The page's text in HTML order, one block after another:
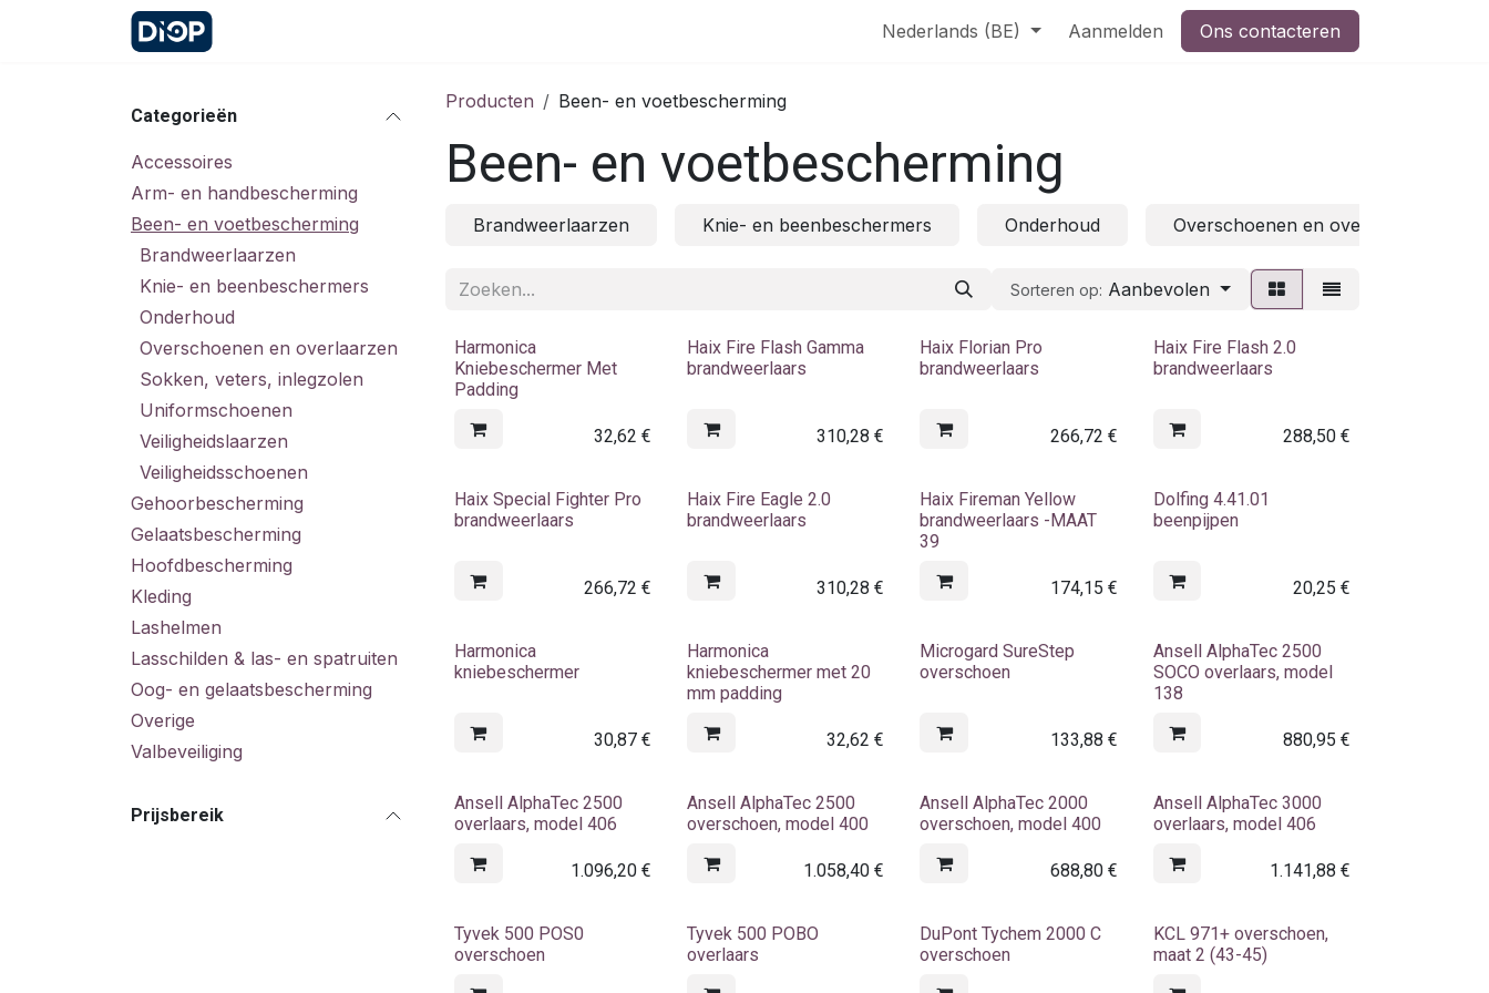
Overslaan naar inhoud
Nederlands (BE) Aanmelden Ons contacteren
Categorieën
Accessoires
Arm- en handbescherming
Been- en voetbescherming
Brandweerlaarzen
Knie- en beenbeschermers
Onderhoud
Overschoenen en overlaarzen
Sokken, veters, inlegzolen
Uniformschoenen
Veiligheidslaarzen
Veiligheidsschoenen
Gehoorbescherming
Gelaatsbescherming
Hoofdbescherming
Kleding
Lashelmen
Lasschilden & las- en spatruiten
Oog- en gelaatsbescherming
Overige
Valbeveiliging
Prijsbereik
Producten Been- en voetbescherming
Been- en voetbescherming
Brandweerlaarzen Knie- en beenbeschermers Onderhoud Overschoenen en overlaarzen
Sorteren op: Aanbevolen
Harmonica
Kniebeschermer Met
Padding
32,62 €
Haix Fire Flash Gamma
brandweerlaars
310,28 €
Haix Florian Pro
brandweerlaars
266,72 €
Haix Fire Flash 2.0
brandweerlaars
288,50€
Haix Special Fighter Pro
brandweerlaars
266,72 €
Haix Fire Eagle 2.0
brandweerlaars
310,28 €
Haix Fireman Yellow
brandweerlaars -MAAT
39
174,15 €
Dolfing 4.41.01
beenpijpen
20,25 €
Harmonica
kniebeschermer
30,87 €
Harmonica
kniebeschermer met 20
mm padding
32,62 €
Microgard SureStep
overschoen
133,88 €
Ansell AlphaTec 2500
SOCO overlaars, model
138
880,95 €
Ansell AlphaTec 2500
overlaars, model 406
1.096,20 €
Ansell AlphaTec 2500
overschoen, model 400
1.058,40 €
Ansell AlphaTec 2000
overschoen, model 400
688,80€
Ansell AlphaTec 3000
overlaars, model 406
1.141,88 €
Tyvek 500 POS0
overschoen
Tyvek 500 POBO
overlaars
DuPont Tychem 2000 C
overschoen
KCL 971+ overschoen,
maat 2 (43-45)